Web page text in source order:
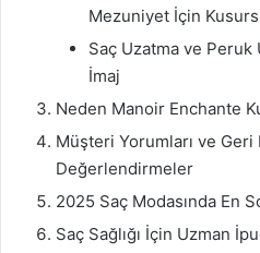
Mezuniyet İçin
Saç Uzatma ve Peruk
İmaj
Neden Manoir Enchante
Müşteri Yorumları ve
Değerlendirmeler
2025 Saç Modasında En
Saç Sağlığı İçin Uzman